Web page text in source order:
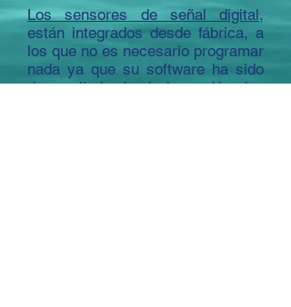
Los sensores de señal digital,
están integrados desde fábrica, a
los que no es necesario programar
nada ya que su software ha sido
desarrollado desde hace décadas